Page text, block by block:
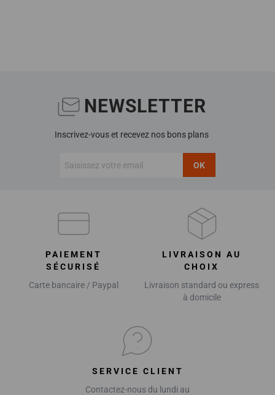
NEWSLETTER
Inscrivez-vous et recevez nos bons plans
OK
PAIEMENT
SÉCURISÉ
Carte bancaire / Paypal
LIVRAISON AU
CHOIX
Livraison standard ou express
à domicile
SERVICE CLIENT
Contactez-nous du lundi au